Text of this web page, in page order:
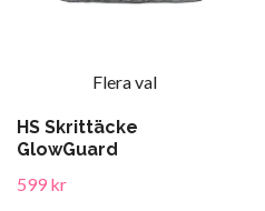
Flera val
HS Skrittäcke
GlowGuard
599 kr